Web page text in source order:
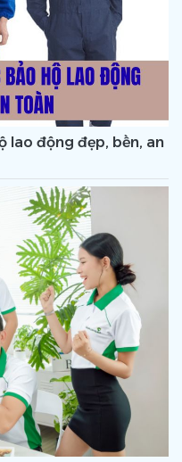
lao động đẹp, bền, an